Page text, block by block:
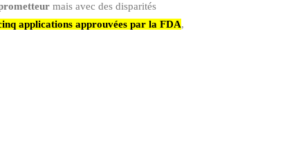
mais avec des disparités
applications approuvées par la FDA,